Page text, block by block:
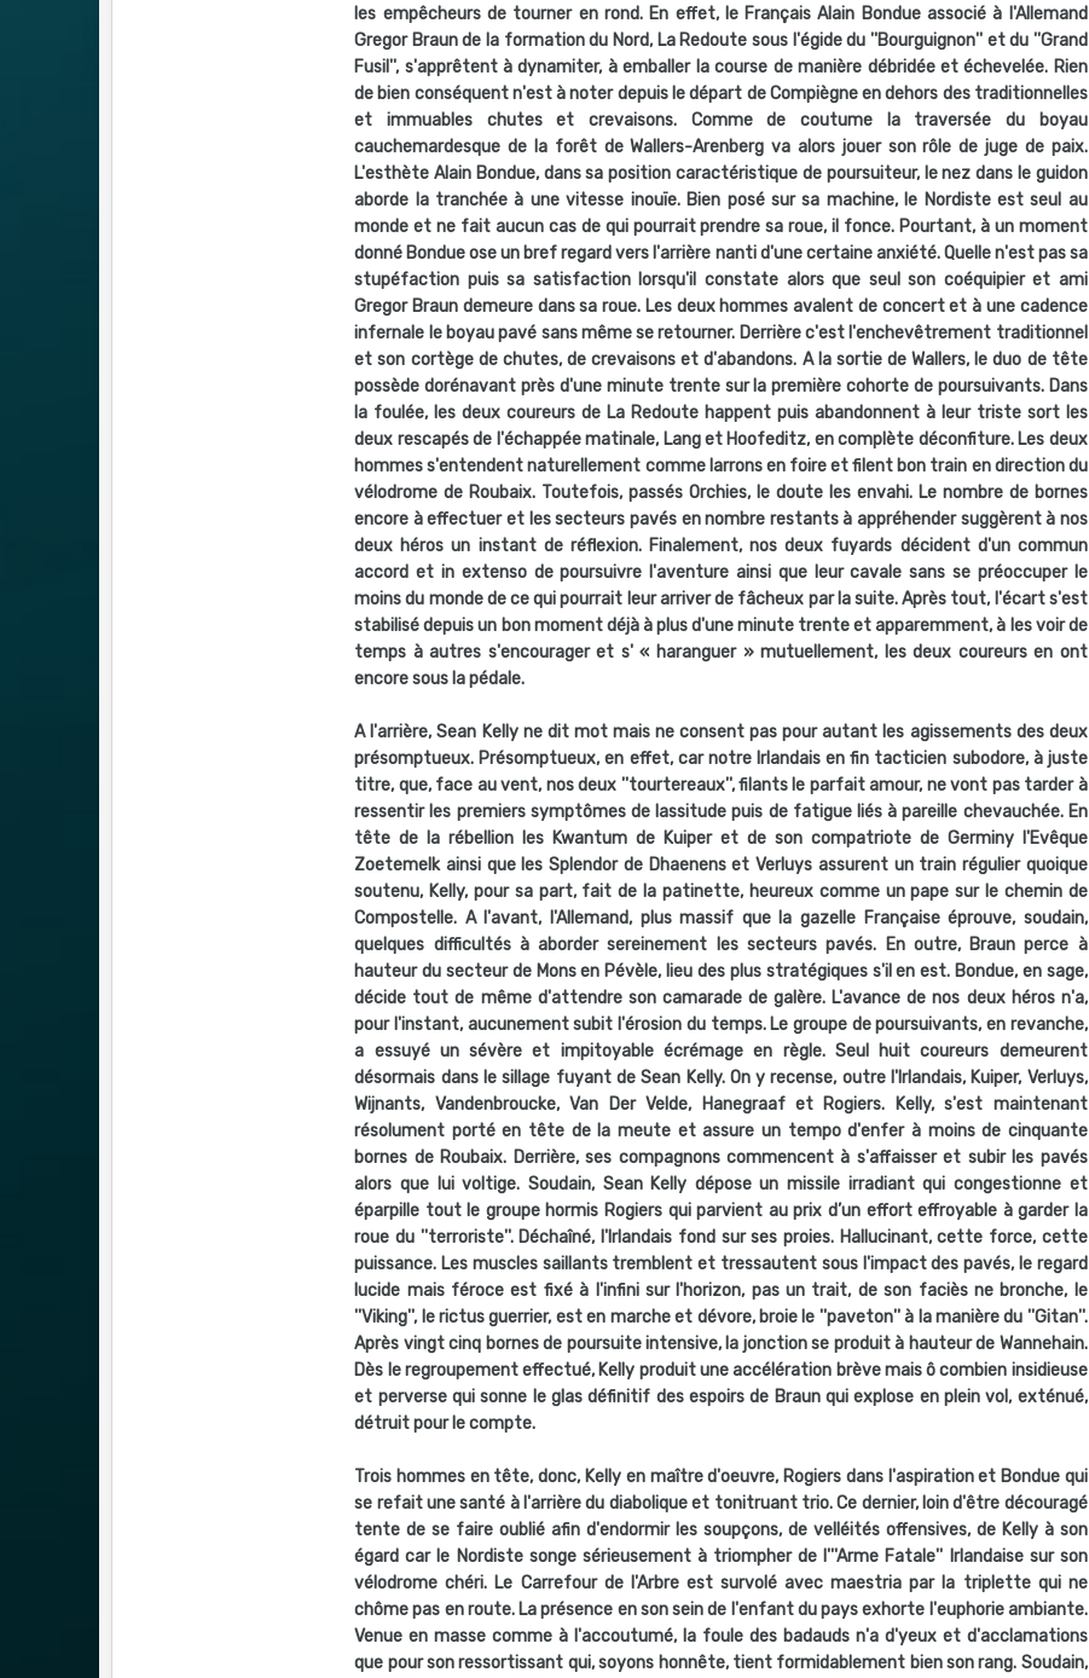
les empêcheurs de tourner en rond. En effet, le Français Alain Bondue associé à l'Allemand
Gregor Braun de la formation du Nord, La Redoute sous l'égide du ''Bourguignon'' et du ''Grand
Fusil'', s'apprêtent à dynamiter, à emballer la course de manière débridée et échevelée. Rien
de bien conséquent n'est à noter depuis le départ de Compiègne en dehors des traditionnelles
et immuables chutes et crevaisons. Comme de coutume la traversée du boyau
cauchemardesque de la forêt de Wallers-Arenberg va alors jouer son rôle de juge de paix.
L'esthète Alain Bondue, dans sa position caractéristique de poursuiteur, le nez dans le guidon
aborde la tranchée à une vitesse inouïe. Bien posé sur sa machine, le Nordiste est seul au
monde et ne fait aucun cas de qui pourrait prendre sa roue, il fonce. Pourtant, à un moment
donné Bondue ose un bref regard vers l'arrière nanti d'une certaine anxiété. Quelle n'est pas sa
stupéfaction puis sa satisfaction lorsqu'il constate alors que seul son coéquipier et ami
Gregor Braun demeure dans sa roue. Les deux hommes avalent de concert et à une cadence
infernale le boyau pavé sans même se retourner. Derrière c'est l'enchevêtrement traditionnel
et son cortège de chutes, de crevaisons et d'abandons. A la sortie de Wallers, le duo de tête
possède dorénavant près d'une minute trente sur la première cohorte de poursuivants. Dans
la foulée, les deux coureurs de La Redoute happent puis abandonnent à leur triste sort les
deux rescapés de l'échappée matinale, Lang et Hoofeditz, en complète déconfiture. Les deux
hommes s'entendent naturellement comme larrons en foire et filent bon train en direction du
vélodrome de Roubaix. Toutefois, passés Orchies, le doute les envahi. Le nombre de bornes
encore à effectuer et les secteurs pavés en nombre restants à appréhender suggèrent à nos
deux héros un instant de réflexion. Finalement, nos deux fuyards décident d'un commun
accord et in extenso de poursuivre l'aventure ainsi que leur cavale sans se préoccuper le
moins du monde de ce qui pourrait leur arriver de fâcheux par la suite. Après tout, l'écart s'est
stabilisé depuis un bon moment déjà à plus d'une minute trente et apparemment, à les voir de
temps à autres s'encourager et s' « haranguer » mutuellement, les deux coureurs en ont
encore sous la pédale.
A l'arrière, Sean Kelly ne dit mot mais ne consent pas pour autant les agissements des deux
présomptueux. Présomptueux, en effet, car notre Irlandais en fin tacticien subodore, à juste
titre, que, face au vent, nos deux ''tourtereaux'', filants le parfait amour, ne vont pas tarder à
ressentir les premiers symptômes de lassitude puis de fatigue liés à pareille chevauchée. En
tête de la rébellion les Kwantum de Kuiper et de son compatriote de Germiny l'Evêque
Zoetemelk ainsi que les Splendor de Dhaenens et Verluys assurent un train régulier quoique
soutenu, Kelly, pour sa part, fait de la patinette, heureux comme un pape sur le chemin de
Compostelle. A l'avant, l'Allemand, plus massif que la gazelle Française éprouve, soudain,
quelques difficultés à aborder sereinement les secteurs pavés. En outre, Braun perce à
hauteur du secteur de Mons en Pévèle, lieu des plus stratégiques s'il en est. Bondue, en sage,
décide tout de même d'attendre son camarade de galère. L'avance de nos deux héros n'a,
pour l'instant, aucunement subit l'érosion du temps. Le groupe de poursuivants, en revanche,
a essuyé un sévère et impitoyable écrémage en règle. Seul huit coureurs demeurent
désormais dans le sillage fuyant de Sean Kelly. On y recense, outre l'Irlandais, Kuiper, Verluys,
Wijnants, Vandenbroucke, Van Der Velde, Hanegraaf et Rogiers. Kelly, s'est maintenant
résolument porté en tête de la meute et assure un tempo d'enfer à moins de cinquante
bornes de Roubaix. Derrière, ses compagnons commencent à s'affaisser et subir les pavés
alors que lui voltige. Soudain, Sean Kelly dépose un missile irradiant qui congestionne et
éparpille tout le groupe hormis Rogiers qui parvient au prix d’un effort effroyable à garder la
roue du ''terroriste''. Déchaîné, l'Irlandais fond sur ses proies. Hallucinant, cette force, cette
puissance. Les muscles saillants tremblent et tressautent sous l'impact des pavés, le regard
lucide mais féroce est fixé à l'infini sur l'horizon, pas un trait, de son faciès ne bronche, le
''Viking'', le rictus guerrier, est en marche et dévore, broie le ''paveton'' à la manière du ''Gitan''.
Après vingt cinq bornes de poursuite intensive, la jonction se produit à hauteur de Wannehain.
Dès le regroupement effectué, Kelly produit une accélération brève mais ô combien insidieuse
et perverse qui sonne le glas définitif des espoirs de Braun qui explose en plein vol, exténué,
détruit pour le compte.
Trois hommes en tête, donc, Kelly en maître d'oeuvre, Rogiers dans l'aspiration et Bondue qui
se refait une santé à l'arrière du diabolique et tonitruant trio. Ce dernier, loin d'être découragé
tente de se faire oublié afin d'endormir les soupçons, de velléités offensives, de Kelly à son
égard car le Nordiste songe sérieusement à triompher de l'''Arme Fatale'' Irlandaise sur son
vélodrome chéri. Le Carrefour de l'Arbre est survolé avec maestria par la triplette qui ne
chôme pas en route. La présence en son sein de l'enfant du pays exhorte l'euphorie ambiante.
Venue en masse comme à l'accoutumé, la foule des badauds n'a d'yeux et d'acclamations
que pour son ressortissant qui, soyons honnête, tient formidablement bien son rang. Soudain,